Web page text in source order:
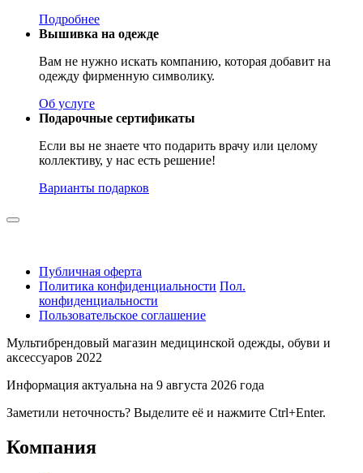
Подробнее
Вышивка на одежде
Вам не нужно искать компанию, которая добавит на
одежду фирменную символику.
Об услуге
Подарочные сертификаты
Если вы не знаете что подарить врачу или целому
коллективу, у нас есть решение!
Варианты подарков
Публичная оферта
Политика конфиденциальности Пол.
конфиденциальности
Пользовательское соглашение
Мультибрендовый магазин медицинской одежды, обуви и
аксессуаров 2022
Информация актуальна на 9 августа 2026 года
Заметили неточность? Выделите её и нажмите Ctrl+Enter.
Компания